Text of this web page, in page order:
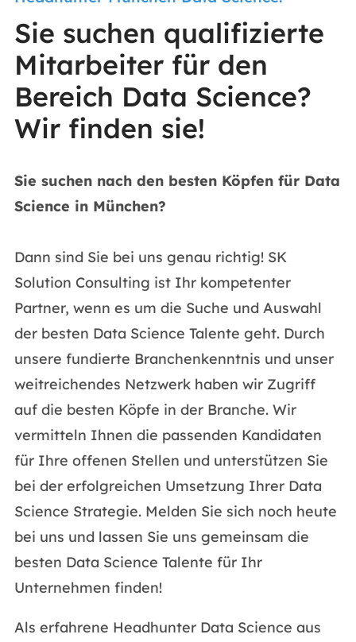
Sie suchen qualifizierte
Mitarbeiter für den
Bereich Data Science?
Wir finden sie!
Sie suchen nach den besten Köpfen für Data
Science in München?
Dann sind Sie bei uns genau richtig! SK
Solution Consulting ist Ihr kompetenter
Partner, wenn es um die Suche und Auswahl
der besten Data Science Talente geht. Durch
unsere fundierte Branchenkenntnis und unser
weitreichendes Netzwerk haben wir Zugriff
auf die besten Köpfe in der Branche. Wir
vermitteln Ihnen die passenden Kandidaten
für Ihre offenen Stellen und unterstützen Sie
bei der erfolgreichen Umsetzung Ihrer Data
Science Strategie. Melden Sie sich noch heute
bei uns und lassen Sie uns gemeinsam die
besten Data Science Talente für Ihr
Unternehmen finden!
Als erfahrene Headhunter Data Science aus